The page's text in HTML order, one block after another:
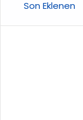
Son Eklenen